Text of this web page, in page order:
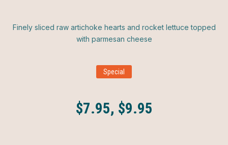
Finely sliced raw artichoke hearts and rocket lettuce topped
with parmesan cheese
Special
$7.95, $9.95